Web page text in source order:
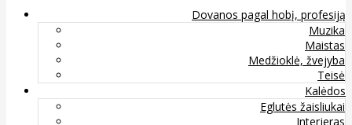
Dovanos pagal hobį, profesiją
Muzika
Maistas
Medžioklė, žvejyba
Teisė
Kalėdos
Eglutės žaisliukai
Interjeras